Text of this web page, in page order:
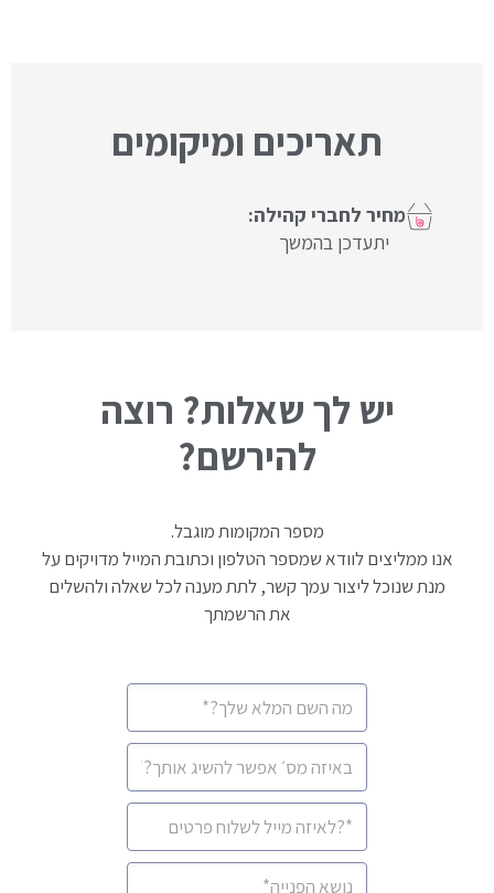
תאריכים ומיקומים
יתעדכן בהמשך
יש לך שאלות? רוצה
להירשם?
מספר המקומות מוגבל.
אנו ממליצים לוודא שמספר הטלפון וכתובת המייל מדויקים על
מנת שנוכל ליצור עמך קשר, לתת מענה לכל שאלה ולהשלים
את הרשמתך
מלא *
סלולרי
*
איימיל